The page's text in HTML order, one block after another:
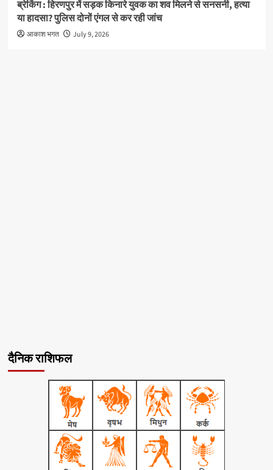
ब्रेकिंग : हिरणपुर में सड़क किनारे युवक का शव मिलने से सनसनी, हत्या
या हादसा? पुलिस दोनों एंगल से कर रही जांच
आकाश भगत July 9, 2026
दैनिक राशिफल